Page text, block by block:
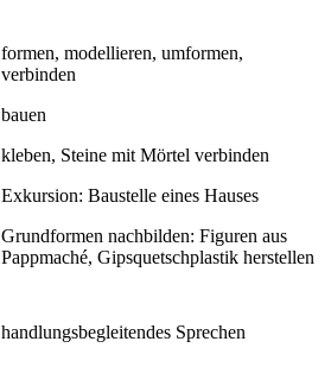
formen, modellieren, umformen,
verbinden
bauen
kleben, Steine mit Mörtel verbinden
Exkursion: Baustelle eines Hauses
Grundformen nachbilden: Figuren aus
Pappmaché, Gipsquetschplastik herstellen
handlungsbegleitendes Sprechen